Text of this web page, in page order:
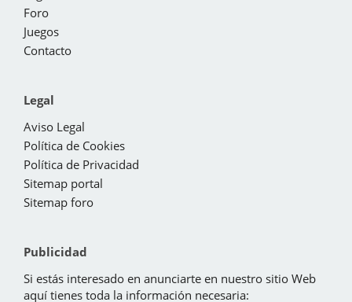
Foro
Juegos
Contacto
Legal
Aviso Legal
Política de Cookies
Política de Privacidad
Sitemap portal
Sitemap foro
Publicidad
Si estás interesado en anunciarte en nuestro sitio Web
aquí tienes toda la información necesaria: